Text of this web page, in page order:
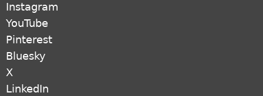
Instagram
YouTube
Pinterest
Bluesky
X
LinkedIn